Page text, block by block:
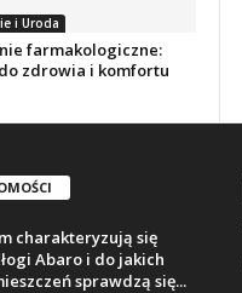
i Uroda
farmakologiczne:
zdrowia i komfortu
charakteryzują się
Abaro i do jakich
sprawdzą się...